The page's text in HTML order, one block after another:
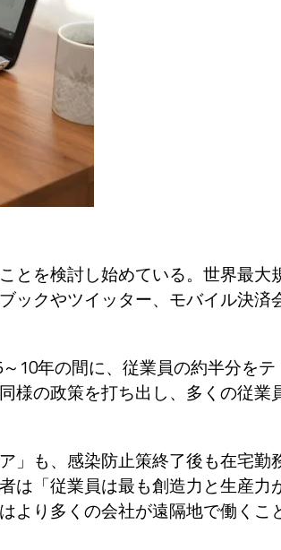
とを検討し始めている。世界最大
ックやツイッター、モバイル決済
10年の間に、従業員の約半分をテ
様の政策を打ち出し、多くの従業
」も、感染防止策終了後も在宅勤
は「従業員は最も創造力と生産力
より多くの会社が遠隔地で働くこ